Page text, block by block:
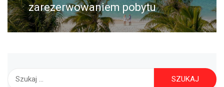
zarezerwowaniem pobytu
Szukaj: